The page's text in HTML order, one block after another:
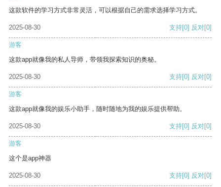
这款软件的学习方式非常灵活，可以根据自己的需求选择学习方式。
2025-08-30 支持[0] 反对[0]
游客
这款app就像我的私人导师，带领我探索知识的奥秘。
2025-08-30 支持[0] 反对[0]
游客
这款app就像我的娱乐小助手，随时随地为我的娱乐提供帮助。
2025-08-30 支持[0] 反对[0]
游客
这个是app神器
2025-08-30 支持[0] 反对[0]